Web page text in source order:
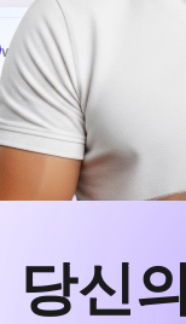
www MyCafe
당신